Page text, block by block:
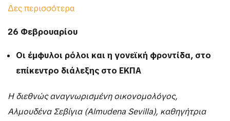
Δες περισσότερα
26 Φεβρουαρίου
Οι έμφυλοι ρόλοι και η γονεϊκή φροντίδα, στο
επίκεντρο διάλεξης στο ΕΚΠΑ
Η διεθνώς αναγνωρισμένη οικονομολόγος,
Αλμουδένα Σεβίγια (Almudena Sevilla), καθηγήτρια